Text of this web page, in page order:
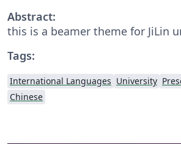
Abstract:
this is a beamer theme for JiLin
Tags:
International Languages University
Chinese